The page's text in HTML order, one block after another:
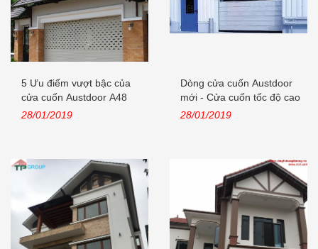
5 Ưu điểm vượt bậc của
cửa cuốn Austdoor A48
khe...
28/01/2019
Dòng cửa cuốn Austdoor
mới - Cửa cuốn tốc độ cao
28/01/2019